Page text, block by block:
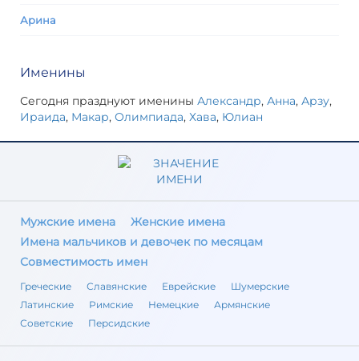
Арина
Именины
Сегодня празднуют именины Александр, Анна, Арзу,
Ираида, Макар, Олимпиада, Хава, Юлиан
Мужские имена
Женские имена
Имена мальчиков и девочек по месяцам
Совместимость имен
Греческие Славянские Еврейские
Шумерские
Латинские
Римские Немецкие
Армянские
Советские
Персидские